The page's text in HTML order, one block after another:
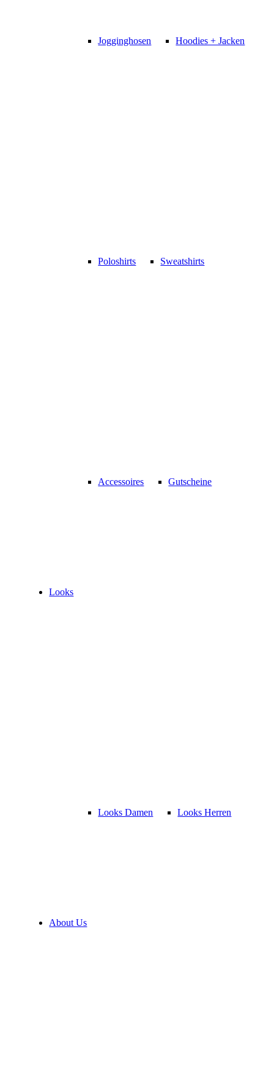
Jogginghosen Hoodies + Jacken
Poloshirts Sweatshirts
Accessoires Gutscheine
Looks
Looks Damen Looks Herren
About Us